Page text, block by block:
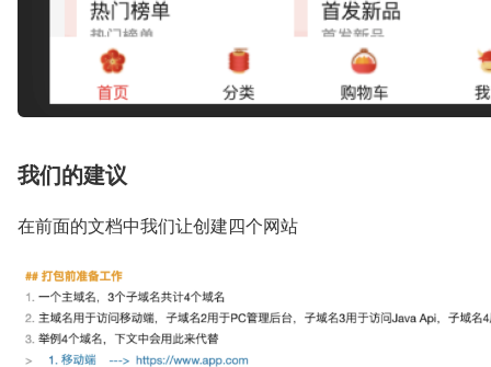
我们的建议
在前面的文档中我们让创建四个网站